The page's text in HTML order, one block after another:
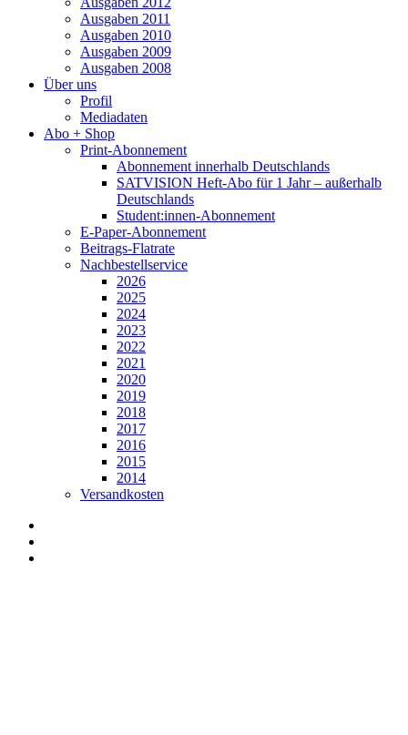
Ausgaben 2011
Ausgaben 2010
Ausgaben 2009
Ausgaben 2008
Über uns
Profil
Mediadaten
Abo + Shop
Print-Abonnement
Abonnement innerhalb Deutschlands
SATVISION Heft-Abo für 1 Jahr – außerhalb
Deutschlands
Student:innen-Abonnement
E-Paper-Abonnement
Beitrags-Flatrate
Nachbestellservice
2026
2025
2024
2023
2022
2021
2020
2019
2018
2017
2016
2015
2014
Versandkosten